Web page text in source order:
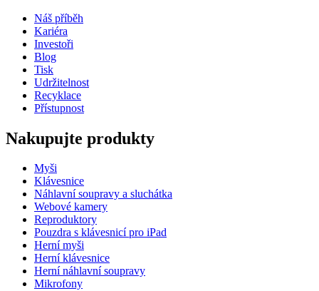
Náš příběh
Kariéra
Investoři
Blog
Tisk
Udržitelnost
Recyklace
Přístupnost
Nakupujte produkty
Myši
Klávesnice
Náhlavní soupravy a sluchátka
Webové kamery
Reproduktory
Pouzdra s klávesnicí pro iPad
Herní myši
Herní klávesnice
Herní náhlavní soupravy
Mikrofony